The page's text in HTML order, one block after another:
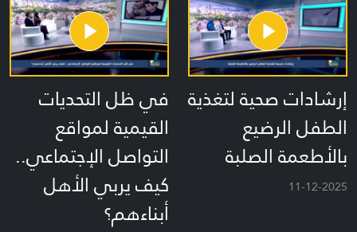
إرشادات صحية لتغذية
الطفل الرضيع
بالأطعمة الصلبة
11-12-2025
في ظل التحديات
القيمية لمواقع
التواصل الإجتماعي..
كيف يربي الأهل
أبناءهم؟